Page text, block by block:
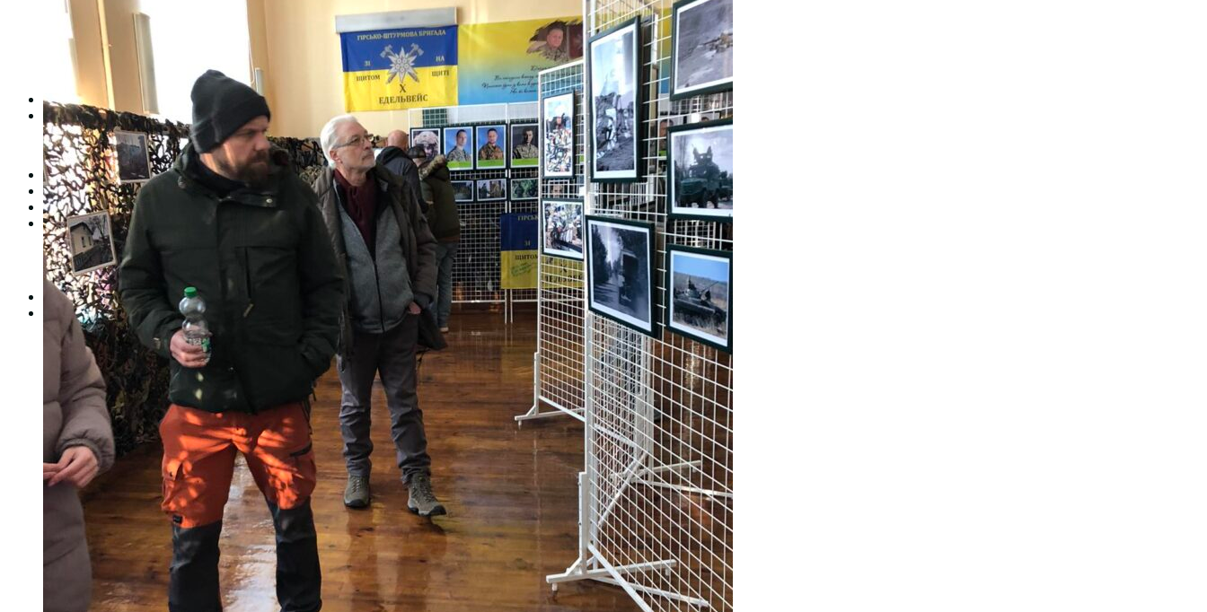
Студентська рада
Документація. Карантин
Документація. Воєнний стан
Центр кар’єри та працевлаштування
Центр дуальної освіти
Неформальна та інформальна освіта
Вступникам
Міжнародне співробітництво
Міжнародне співробітництво для викладачів
Міжнародне співробітництво для студентів
Угоди та договори
Вісник
Контакти
Публічність
Кваліфікаційний центр МФК
Нормативно-правова база
Форма заяви здобувача
Перелік професій
Професійні стандарти
Майстри сервісних центрів
Про формальну, неформальну та інформальну освіту